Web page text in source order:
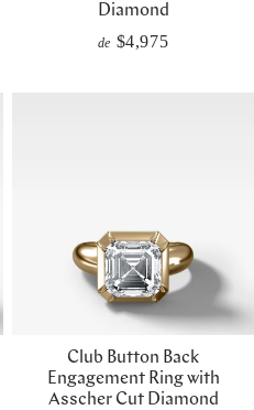
Diamond
de $4,975
Club Button Back
Engagement Ring with
Asscher Cut Diamond